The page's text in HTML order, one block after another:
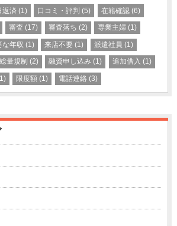
返済 (1) 口コミ・評判 (5) 在籍確認(6)
審査 (17) 審査落ち (2) 専業主婦(1)
な年収 (1) 来店不要 (1) 派遣社員 (1)
総量規制 (2) 融資申し込み (1) 追加借入 (1)
限度額 (1) 電話連絡(3)